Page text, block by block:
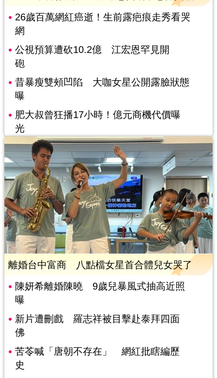
26歲百萬網紅癌逝！生前露疤痕走秀看哭
網
公視預算遭砍10.2億 江宏恩罕見開
砲
昔暴瘦雙頰凹陷 大咖女星公開露臉狀態
曝
肥大叔曾狂播17小時！億元商機代價曝
光
離婚台中富商 八點檔女星首合體兒女哭了
陳妍希離婚陳曉 9歲兒暴風式抽高近照
曝
新片遭刪戲 羅志祥被目擊赴泰拜四面
佛
苦苓喊「唐朝不存在」 網紅批瞎編歷
史